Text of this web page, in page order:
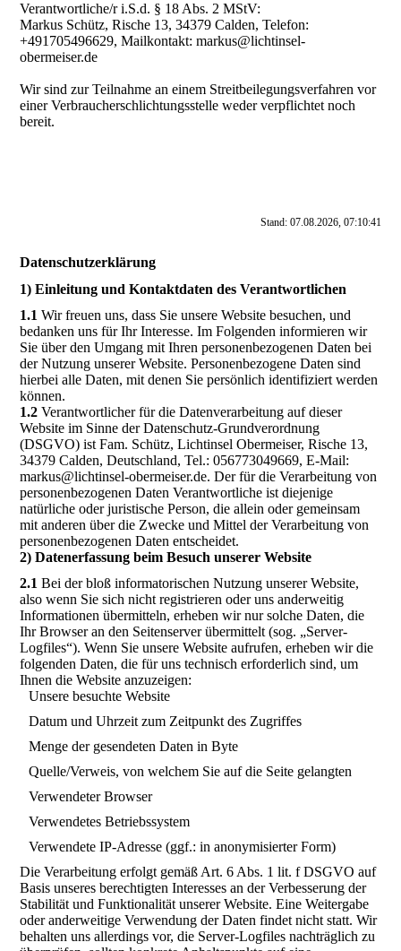
Verantwortliche/r i.S.d. § 18 Abs. 2 MStV:
Markus Schütz, Rische 13, 34379 Calden, Telefon:
+491705496629, Mailkontakt: markus@lichtinsel-
obermeiser.de
Wir sind zur Teilnahme an einem Streitbeilegungsverfahren vor
einer Verbraucherschlichtungsstelle weder verpflichtet noch
bereit.
Stand: 07.08.2026, 07:10:41
Datenschutzerklärung
1) Einleitung und Kontaktdaten des Verantwortlichen
1.1 Wir freuen uns, dass Sie unsere Website besuchen, und
bedanken uns für Ihr Interesse. Im Folgenden informieren wir
Sie über den Umgang mit Ihren personenbezogenen Daten bei
der Nutzung unserer Website. Personenbezogene Daten sind
hierbei alle Daten, mit denen Sie persönlich identifiziert werden
können.
1.2 Verantwortlicher für die Datenverarbeitung auf dieser
Website im Sinne der Datenschutz-Grundverordnung
(DSGVO) ist Fam. Schütz, Lichtinsel Obermeiser, Rische 13,
34379 Calden, Deutschland, Tel.: 056773049669, E-Mail:
markus@lichtinsel-obermeiser.de. Der für die Verarbeitung von
personenbezogenen Daten Verantwortliche ist diejenige
natürliche oder juristische Person, die allein oder gemeinsam
mit anderen über die Zwecke und Mittel der Verarbeitung von
personenbezogenen Daten entscheidet.
2) Datenerfassung beim Besuch unserer Website
2.1 Bei der bloß informatorischen Nutzung unserer Website,
also wenn Sie sich nicht registrieren oder uns anderweitig
Informationen übermitteln, erheben wir nur solche Daten, die
Ihr Browser an den Seitenserver übermittelt (sog. „Server-
Logfiles“). Wenn Sie unsere Website aufrufen, erheben wir die
folgenden Daten, die für uns technisch erforderlich sind, um
Ihnen die Website anzuzeigen:
Unsere besuchte Website
Datum und Uhrzeit zum Zeitpunkt des Zugriffes
Menge der gesendeten Daten in Byte
Quelle/Verweis, von welchem Sie auf die Seite gelangten
Verwendeter Browser
Verwendetes Betriebssystem
Verwendete IP-Adresse (ggf.: in anonymisierter Form)
Die Verarbeitung erfolgt gemäß Art. 6 Abs. 1 lit. f DSGVO auf
Basis unseres berechtigten Interesses an der Verbesserung der
Stabilität und Funktionalität unserer Website. Eine Weitergabe
oder anderweitige Verwendung der Daten findet nicht statt. Wir
behalten uns allerdings vor, die Server-Logfiles nachträglich zu